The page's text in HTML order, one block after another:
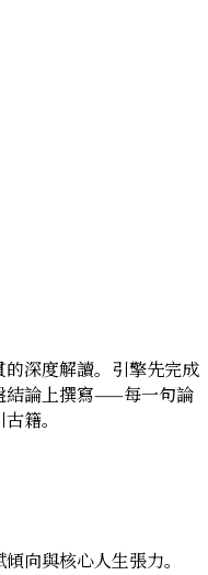
深度解讀。引擎先完成
結論上撰寫——每一句論
籍。
向與核心人生張力。